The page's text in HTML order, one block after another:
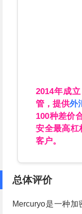
2014年成
管，提供外
100种差价
安全最高杠
客户。
总体评价
Mercuryo是一种加